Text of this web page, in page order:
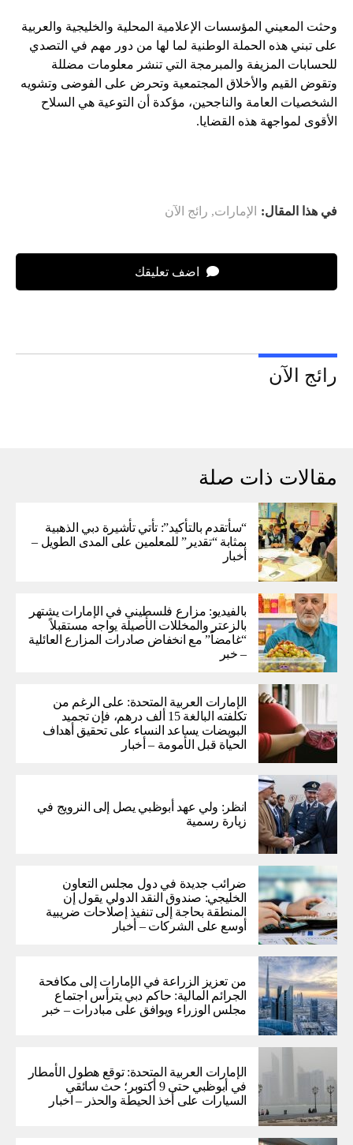
وحثت المعيني المؤسسات الإعلامية المحلية والخليجية والعربية
على تبني هذه الحملة الوطنية لما لها من دور مهم في التصدي
للحسابات المزيفة والمبرمجة التي تنشر معلومات مضللة
وتقوض القيم والأخلاق المجتمعية وتحرض على الفوضى وتشويه
الشخصيات العامة والناجحين، مؤكدة أن التوعية هي السلاح
الأقوى لمواجهة هذه القضايا.
في هذا المقال: الإمارات, رائج الآن
اضف تعليقك
رائج الآن
مقالات ذات صلة
“سأتقدم بالتأكيد”: تأتي تأشيرة دبي الذهبية
بمثابة “تقدير” للمعلمين على المدى الطويل –
أخبار
بالفيديو: مزارع فلسطيني في الإمارات يشتهر
بالزعتر والمخللات الأصيلة يواجه مستقبلاً
“غامضاً” ​​مع انخفاض صادرات المزارع العائلية
– خبر
الإمارات العربية المتحدة: على الرغم من
تكلفته البالغة 15 ألف درهم، فإن تجميد
البويضات يساعد النساء على تحقيق أهداف
الحياة قبل الأمومة – أخبار
انظر: ولي عهد أبوظبي يصل إلى النرويج في
زيارة رسمية
ضرائب جديدة في دول مجلس التعاون
الخليجي: صندوق النقد الدولي يقول إن
المنطقة بحاجة إلى تنفيذ إصلاحات ضريبية
أوسع على الشركات – أخبار
من تعزيز الزراعة في الإمارات إلى مكافحة
الجرائم المالية: حاكم دبي يترأس اجتماع
مجلس الوزراء ويوافق على مبادرات – خبر
الإمارات العربية المتحدة: توقع هطول الأمطار
في أبوظبي حتى 9 أكتوبر؛ حث سائقي
السيارات على أخذ الحيطة والحذر – اخبار